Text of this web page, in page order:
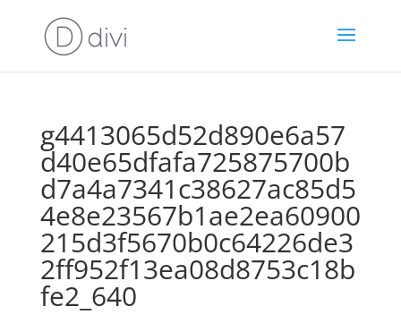
g4413065d52d890e6a57
d40e65dfafa725875700b
d7a4a7341c38627ac85d5
4e8e23567b1ae2ea60900
215d3f5670b0c64226de3
2ff952f13ea08d8753c18b
fe2_640